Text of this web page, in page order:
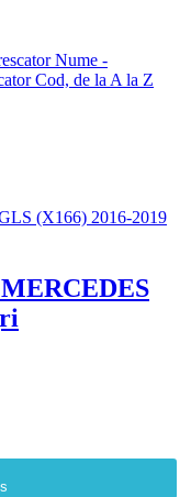
Nume -
Cod, de la A la Z